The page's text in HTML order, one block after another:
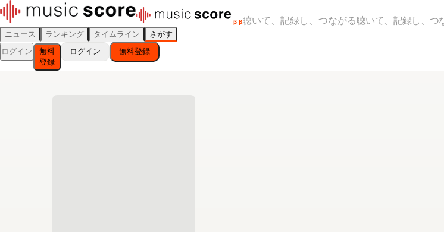
β β聴いて、記録し、つながる聴いて、記録し、つ
ニュース ランキング タイムライン
さがす
ログイン
無料
登録
ログイン 無料登録